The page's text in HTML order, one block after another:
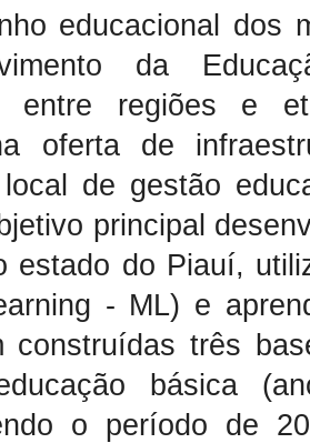
educacional dos
da
entre regiões e
oferta de
de gestão
principal
estado do Piauí,
- ML) e
construídas três
básica
o período de